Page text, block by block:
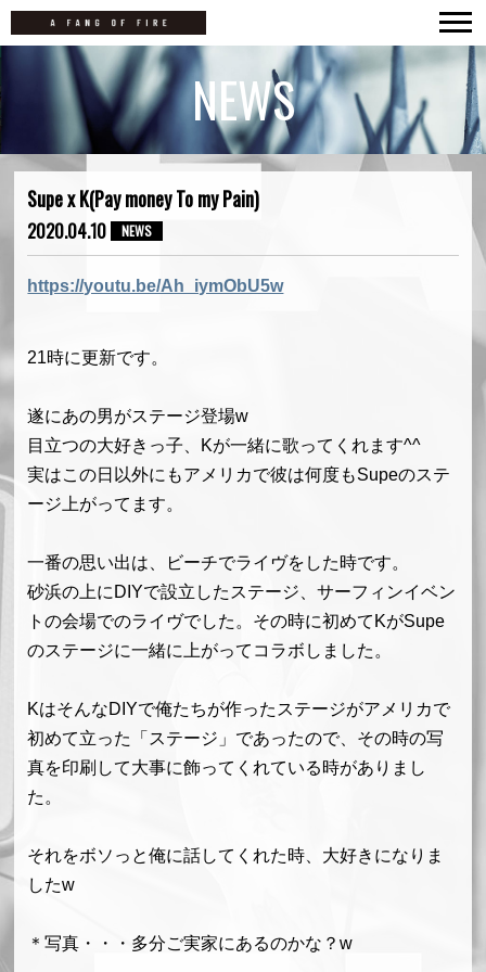
LIVE
MOVIES
BIOGRAPHY
NEWS
Supe x K(Pay money To my Pain)
2020.04.10 NEWS
https://youtu.be/Ah_iymObU5w
21時に更新です。
遂にあの男がステージ登場w
目立つの大好きっ子、Kが一緒に歌ってくれます^^
実はこの日以外にもアメリカで彼は何度もSupeのステ
ージ上がってます。
一番の思い出は、ビーチでライヴをした時です。
砂浜の上にDIYで設立したステージ、サーフィンイベン
トの会場でのライヴでした。その時に初めてKがSupe
のステージに一緒に上がってコラボしました。
KはそんなDIYで俺たちが作ったステージがアメリカで
初めて立った「ステージ」であったので、その時の写
真を印刷して大事に飾ってくれている時がありまし
た。
それをボソっと俺に話してくれた時、大好きになりま
したw
＊写真・・・多分ご実家にあるのかな？w